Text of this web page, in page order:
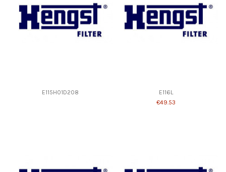
E115H01D208
E116L
€49.53